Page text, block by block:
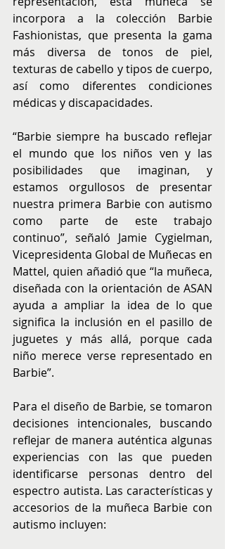
incorpora a la colección Barbie
Fashionistas, que presenta la gama
más diversa de tonos de piel,
texturas de cabello y tipos de cuerpo,
así como diferentes condiciones
médicas y discapacidades.
“Barbie siempre ha buscado reflejar
el mundo que los niños ven y las
posibilidades que imaginan, y
estamos orgullosos de presentar
nuestra primera Barbie con autismo
como parte de este trabajo
continuo”, señaló Jamie Cygielman,
Vicepresidenta Global de Muñecas en
Mattel, quien añadió que “la muñeca,
diseñada con la orientación de ASAN
ayuda a ampliar la idea de lo que
significa la inclusión en el pasillo de
juguetes y más allá, porque cada
niño merece verse representado en
Barbie”.
Para el diseño de Barbie, se tomaron
decisiones intencionales, buscando
reflejar de manera auténtica algunas
experiencias con las que pueden
identificarse personas dentro del
espectro autista. Las características y
accesorios de la muñeca Barbie con
autismo incluyen: